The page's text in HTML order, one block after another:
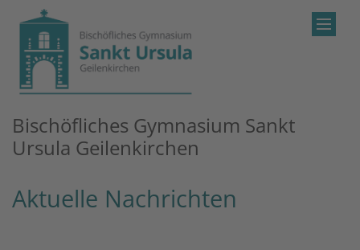
Zum Inhalt springen
Bischöfliches Gymnasium Sankt
Ursula Geilenkirchen
Aktuelle Nachrichten